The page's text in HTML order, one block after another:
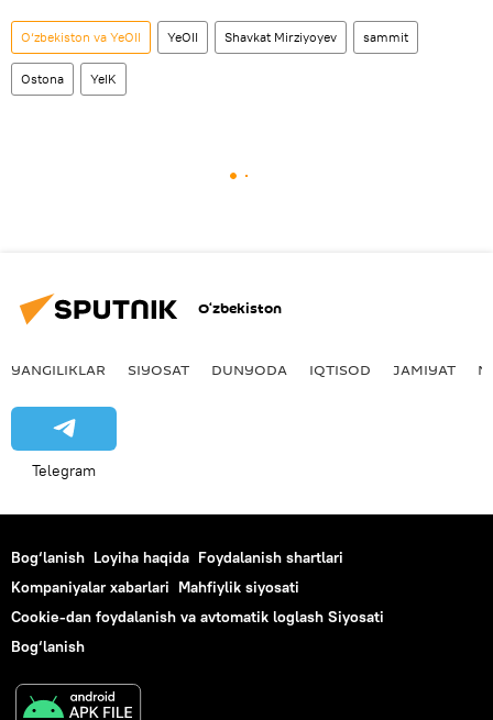
O‘zbekiston va YeOII YeOII Shavkat Mirziyoyev sammit
Ostona YeIK
O‘zbekiston
YANGILIKLAR SIYOSAT DUNYODA IQTISOD JAMIYAT
Telegram
Bog‘lanish Loyiha haqida Foydalanish shartlari
Kompaniyalar xabarlari Mahfiylik siyosati
Cookie-dan foydalanish va avtomatik loglash Siyosati
Bog‘lanish